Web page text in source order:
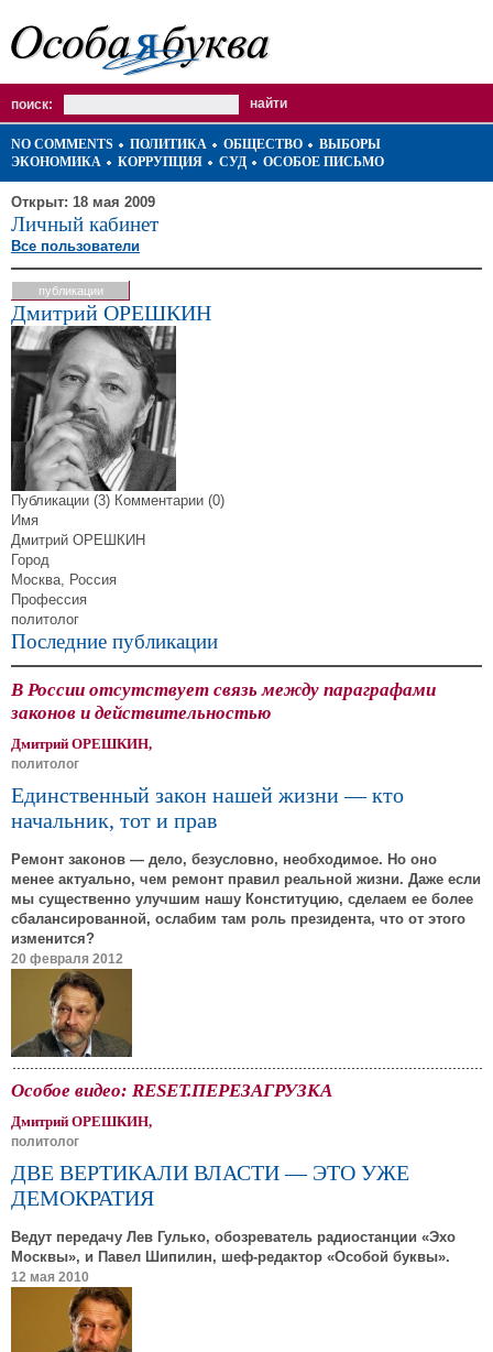
поиск:
NO COMMENTS ПОЛИТИКА ОБЩЕСТВО
ВЫБОРЫ
ЭКОНОМИКА
КОРРУПЦИЯ СУД ОСОБОЕ ПИСЬМО
Открыт: 18 мая 2009
Личный кабинет
Все пользователи
публикации
Дмитрий ОРЕШКИН
Публикации (3) Комментарии (0)
Имя
Дмитрий ОРЕШКИН
Город
Москва, Россия
Профессия
политолог
Последние публикации
В России отсутствует связь между параграфами
законов и действительностью
Дмитрий ОРЕШКИН,
политолог
Единственный закон нашей жизни — кто
начальник, тот и прав
Ремонт законов — дело, безусловно, необходимое. Но оно
менее актуально, чем ремонт правил реальной жизни. Даже если
мы существенно улучшим нашу Конституцию, сделаем ее более
сбалансированной, ослабим там роль президента, что от этого
изменится?
20 февраля 2012
Особое видео: RESET.ПЕРЕЗАГРУЗКА
Дмитрий ОРЕШКИН,
политолог
ДВЕ ВЕРТИКАЛИ ВЛАСТИ — ЭТО УЖЕ
ДЕМОКРАТИЯ
Ведут передачу Лев Гулько, обозреватель радиостанции «Эхо
Москвы», и Павел Шипилин, шеф-редактор «Особой буквы».
12 мая 2010